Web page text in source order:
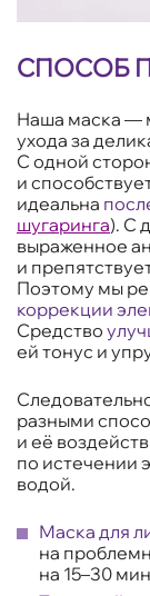
СПОСОБ
Наша маска —
ухода за
С одной
и
идеальна
шугаринга). С
выраженное
и
Поэтому мы
коррекции
Средство
ей тонус и
разными
и её
по истечении
водой.
Маска для
на
на 15–30